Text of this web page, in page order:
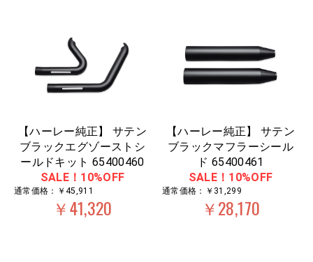
【ハーレー純正】 サテン
ブラックエグゾーストシ
ールドキット 65400460
SALE！10%OFF
通常価格：￥45,911
￥41,320
【ハーレー純正】 サテン
ブラックマフラーシール
ド 65400461
SALE！10%OFF
通常価格：￥31,299
￥28,170